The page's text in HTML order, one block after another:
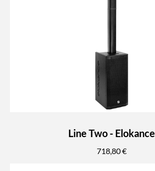
Line Two - Elokance
718,80 €